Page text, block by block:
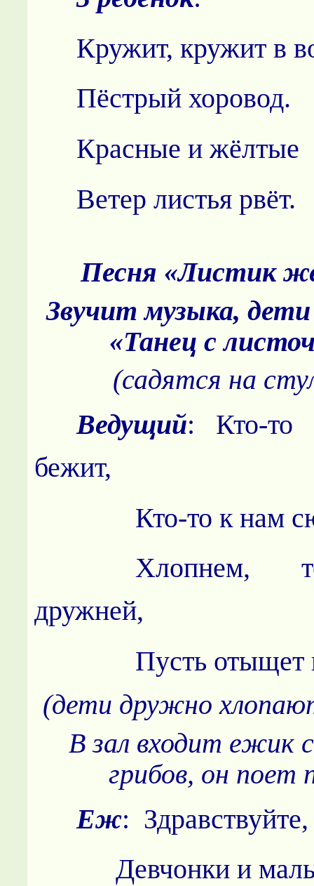
Кружит, кружит в
Пёстрый хоровод.
Красные и жёлтые
Ветер листья рвёт.
Песня «Листик
Звучит музыка,
«Танец с
(садятся на
Ведущий: Кто-
бежит,
Кто-то к нам
Хлопнем,
дружней,
Пусть отыщет
(дети дружно
В зал входит ежик
грибов, он поет
Еж:
Девчонки и